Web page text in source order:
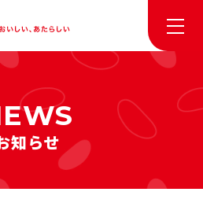
知らせ